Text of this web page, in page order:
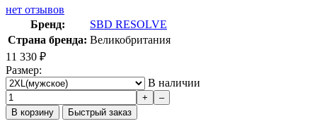
нет отзывов
Бренд:
SBD RESOLVE
Страна бренда: Великобритания
11 330 ₽
Размер:
В наличии
+
–
В корзину
Быстрый заказ